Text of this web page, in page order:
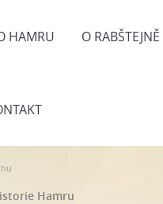
HAMRU O RABŠTEJNĚ
Hamru